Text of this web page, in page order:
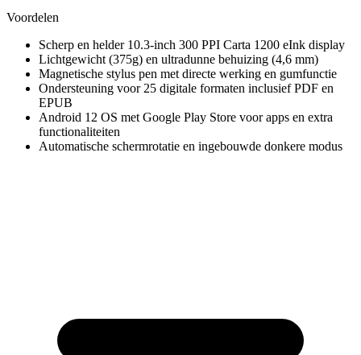
Voordelen
Scherp en helder 10.3-inch 300 PPI Carta 1200 eInk display
Lichtgewicht (375g) en ultradunne behuizing (4,6 mm)
Magnetische stylus pen met directe werking en gumfunctie
Ondersteuning voor 25 digitale formaten inclusief PDF en
EPUB
Android 12 OS met Google Play Store voor apps en extra
functionaliteiten
Automatische schermrotatie en ingebouwde donkere modus